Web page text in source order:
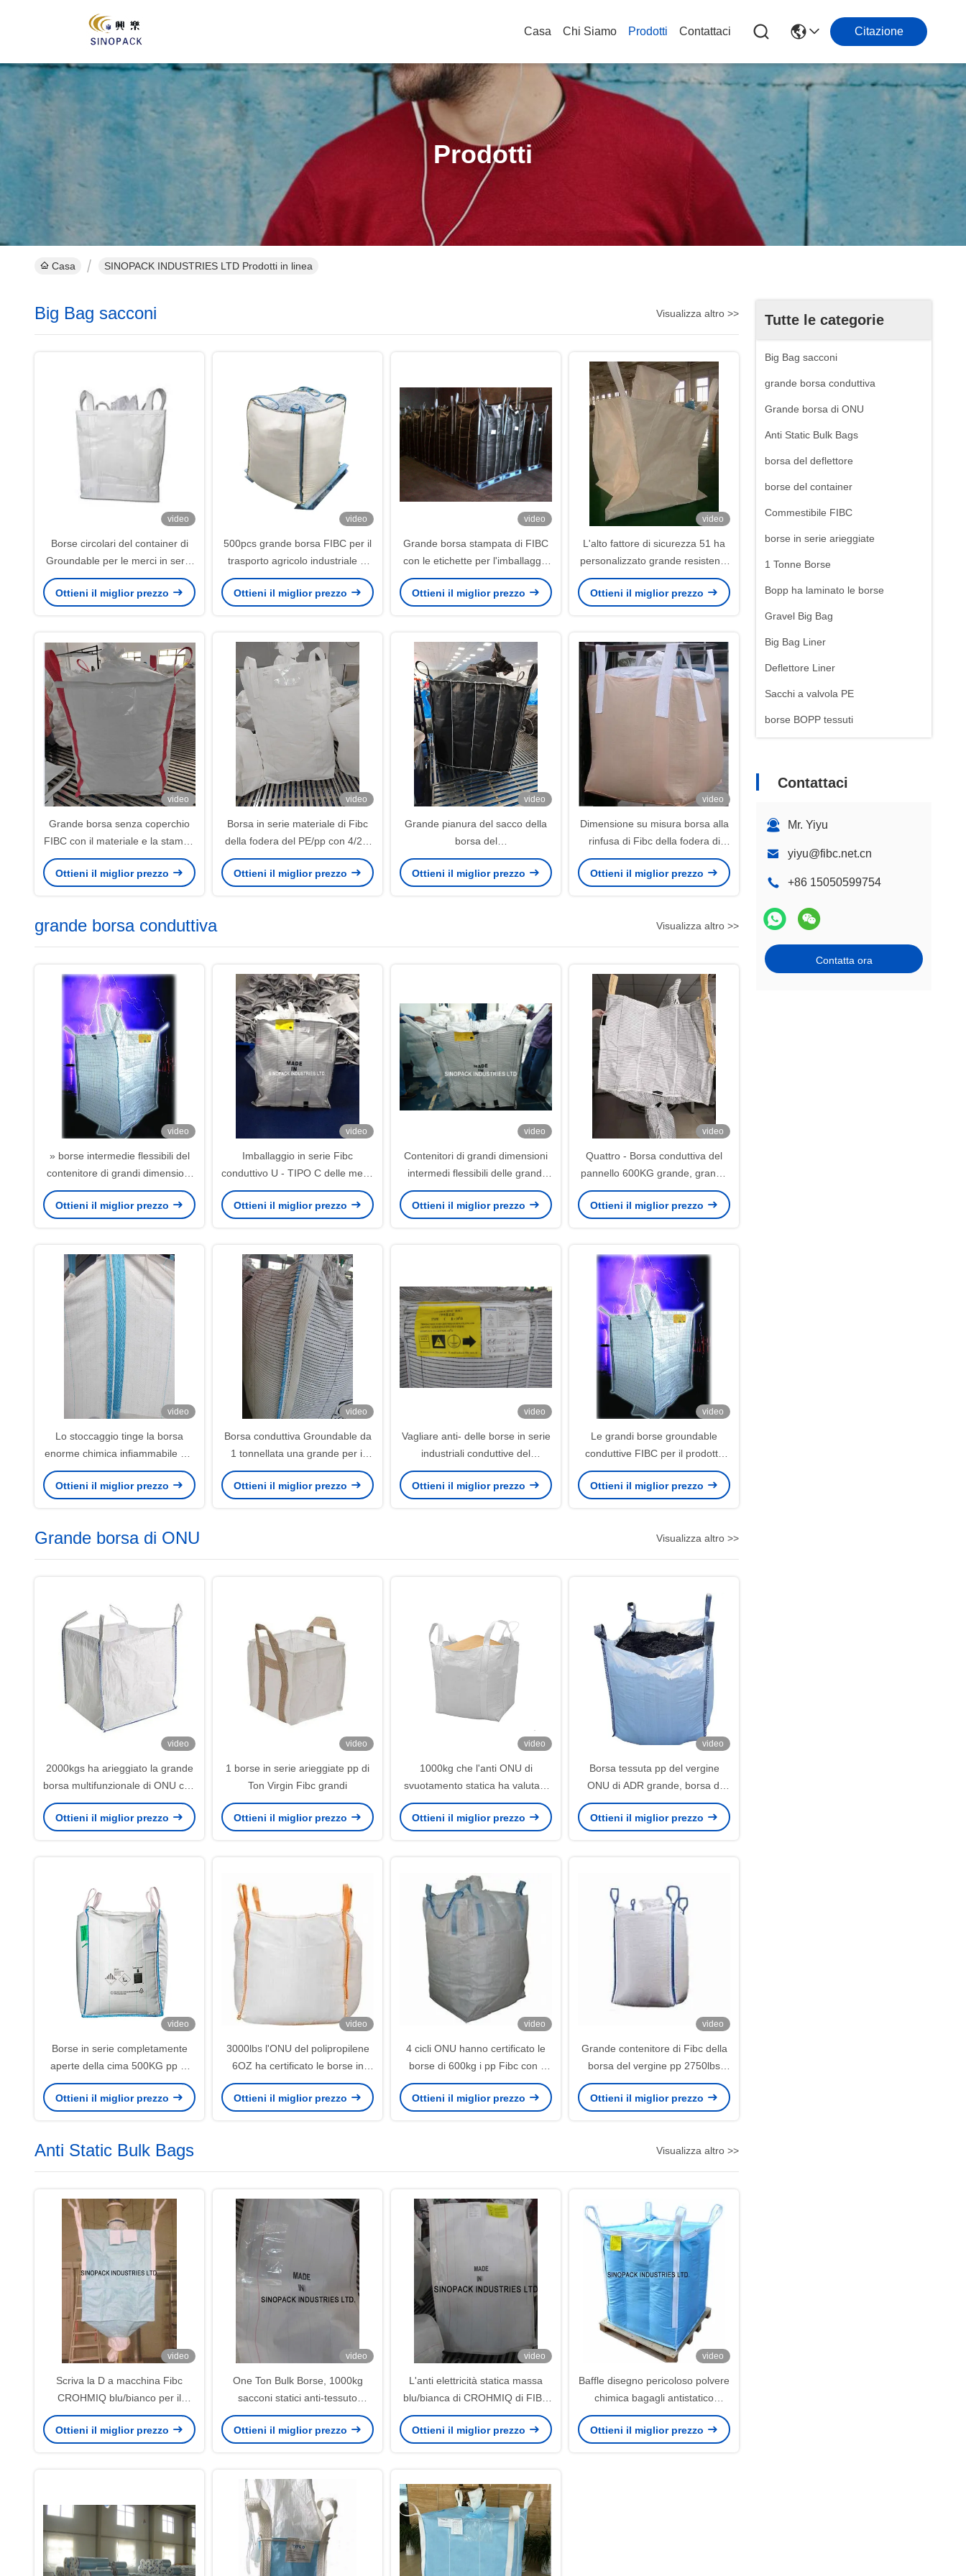
Casa Chi Siamo Prodotti Contattaci Citazione
Prodotti
Casa SINOPACK INDUSTRIES LTD Prodotti in linea
Tutte le categorie
Big Bag sacconi
grande borsa conduttiva
Grande borsa di ONU
Anti Static Bulk Bags
borsa del deflettore
borse del container
Commestibile FIBC
borse in serie arieggiate
1 Tonne Borse
Bopp ha laminato le borse
Gravel Big Bag
Big Bag Liner
Deflettore Liner
Sacchi a valvola PE
borse BOPP tessuti
Contattaci
Mr. Yiyu
yiyu@fibc.net.cn
+86 15050599754
Contatta ora
Big Bag sacconi Visualizza altro >>
video
Borse circolari del container di
Groundable per le merci in serie
stoccaggio e trasporto
Ottieni il miglior prezzo
video
500pcs grande borsa FIBC per il
trasporto agricolo industriale di
stoccaggio
Ottieni il miglior prezzo
video
Grande borsa stampata di FIBC
con le etichette per l'imballaggio
alla rinfusa
Ottieni il miglior prezzo
video
L'alto fattore di sicurezza 51 ha
personalizzato grande resistente
UV della borsa FIBC
Ottieni il miglior prezzo
video
Grande borsa senza coperchio
FIBC con il materiale e la stampa
della fodera del PE/pp
Ottieni il miglior prezzo
video
Borsa in serie materiale di Fibc
della fodera del PE/pp con 4/2/1
dei cicli e certificati di
sollevamento
Ottieni il miglior prezzo
video
Grande pianura del sacco della
borsa del
polipropilene/scarico/colore
verde del becco
Ottieni il miglior prezzo
video
Dimensione su misura borsa alla
rinfusa di Fibc della fodera di
PE/PP
Ottieni il miglior prezzo
grande borsa conduttiva Visualizza altro >>
video
» borse intermedie flessibili del
contenitore di grandi dimensioni
del fibc di 800KG 38X38
Ottieni il miglior prezzo
video
Imballaggio in serie Fibc
conduttivo U - TIPO C delle merci
infiammabili del pannello
Ottieni il miglior prezzo
video
Contenitori di grandi dimensioni
intermedi flessibili delle grandi
borse conduttive di Groundable
del polipropilene
Ottieni il miglior prezzo
video
Quattro - Borsa conduttiva del
pannello 600KG grande, grande
borsa in serie del polipropilene
bianco
Ottieni il miglior prezzo
video
Lo stoccaggio tinge la borsa
enorme chimica infiammabile dei
prodotti FIBC conduttiva
Ottieni il miglior prezzo
video
Borsa conduttiva Groundable da
1 tonnellata una grande per il
tessuto antistatico dei pp, fattore
di sicurezza 5-1
Ottieni il miglior prezzo
video
Vagliare anti- delle borse in serie
industriali conduttive del
deflettore per le merci
infiammabili
Ottieni il miglior prezzo
video
Le grandi borse groundable
conduttive FIBC per il prodotto
chimico delle tinture spolverizza
le merci infiammabili
Ottieni il miglior prezzo
Grande borsa di ONU Visualizza altro >>
video
2000kgs ha arieggiato la grande
borsa multifunzionale di ONU con
la stampa
Ottieni il miglior prezzo
video
1 borse in serie arieggiate pp di
Ton Virgin Fibc grandi
Ottieni il miglior prezzo
video
1000kg che l'anti ONU di
svuotamento statica ha valutato
le borse in serie ha
personalizzato inferiore
Ottieni il miglior prezzo
video
Borsa tessuta pp del vergine
ONU di ADR grande, borsa di
Fibc del pannello di U grande
Ottieni il miglior prezzo
video
Borse in serie completamente
aperte della cima 500KG pp di
CPTC, borse enormi di Fibc
Ottieni il miglior prezzo
video
3000lbs l'ONU del polipropilene
6OZ ha certificato le borse in
serie per IMDG
Ottieni il miglior prezzo
video
4 cicli ONU hanno certificato le
borse di 600kg i pp Fibc con i
fondi piatti
Ottieni il miglior prezzo
video
Grande contenitore di Fibc della
borsa del vergine pp 2750lbs
ASTM G154-00 ONU per le
merci pericolose
Ottieni il miglior prezzo
Anti Static Bulk Bags Visualizza altro >>
video
Scriva la D a macchina Fibc
CROHMIQ blu/bianco per il
trasporto chimico della polvere
Ottieni il miglior prezzo
video
One Ton Bulk Borse, 1000kg
sacconi statici anti-tessuto
DELLA CROHMIQ
Ottieni il miglior prezzo
video
L'anti elettricità statica massa
blu/bianca di CROHMIQ di FIBC
da 1 tonnellata insacca che
tende a dissipare senza
Ottieni il miglior prezzo
video
Baffle disegno pericoloso polvere
chimica bagagli antistatico
sacconi con setacciare
impermeabilizzazione
Ottieni il miglior prezzo